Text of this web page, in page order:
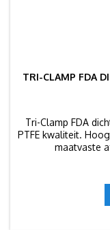
TRI-CLAMP FDA
Tri-Clamp FDA
PTFE kwaliteit.
maatvaste